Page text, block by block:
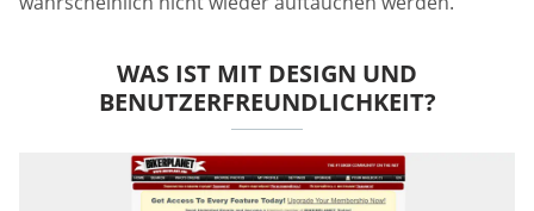
WAS IST MIT DESIGN UND
BENUTZERFREUNDLICHKEIT?